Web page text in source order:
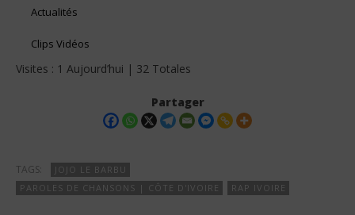
Actualités
Clips Vidéos
Visites : 1 Aujourd’hui | 32 Totales
Partager
TAGS:
JOJO LE BARBU
PAROLES DE CHANSONS | CÔTE D'IVOIRE
RAP IVOIRE